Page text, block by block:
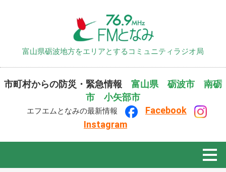
富山県砺波地方をエリアとするコミュニティラジオ局
市町村からの防災・緊急情報 富山県 砺波市
南砺
市
小矢部市
エフエムとなみの最新情報 Facebook
Instagram